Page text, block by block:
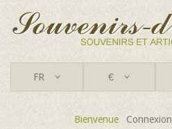
FR €
Bienvenue Connexion